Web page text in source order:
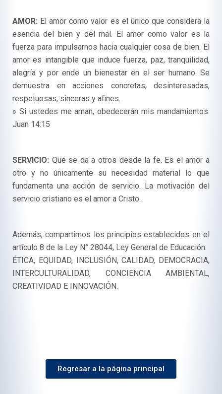
AMOR: El amor como valor es el único que considera la
esencia del bien y del mal. El amor como valor es la
fuerza para impulsarnos hacia cualquier cosa de bien. El
amor es intangible que induce fuerza, paz, tranquilidad,
alegría y por ende un bienestar en el ser humano. Se
demuestra en acciones concretas, desinteresadas,
respetuosas, sinceras y afines.
» Si ustedes me aman, obedecerán mis mandamientos.
Juan 14:15
SERVICIO: Que se da a otros desde la fe. Es el amor a
otro y no únicamente su necesidad material lo que
fundamenta una acción de servicio. La motivación del
servicio cristiano es el amor a Cristo.
Además, compartimos los principios establecidos en el
artículo 8 de la Ley N° 28044, Ley General de Educación:
ÉTICA, EQUIDAD, INCLUSIÓN, CALIDAD, DEMOCRACIA,
INTERCULTURALIDAD, CONCIENCIA AMBIENTAL,
CREATIVIDAD E INNOVACIÓN.
Regresar a la página principal